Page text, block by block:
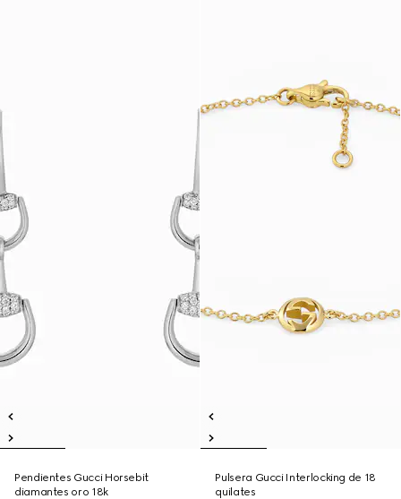
Pendientes Gucci Horsebit
diamantes oro 18k
Pulsera Gucci Interlocking de 18
quilates